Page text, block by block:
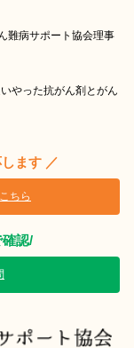
難病サポート協会理事
やった抗がん剤とがん
ます ／
ちら
認/